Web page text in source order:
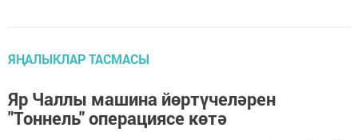
ЯҢАЛЫКЛАР ТАСМАСЫ
Яр Чаллы машина йөртүчеләрен
"Тоннель" операциясе көтә